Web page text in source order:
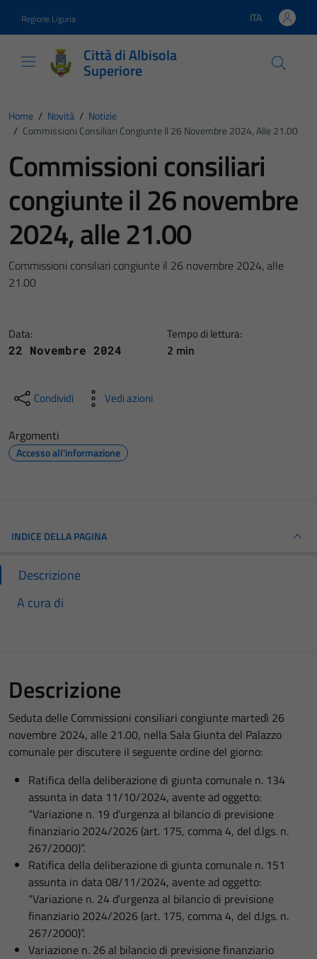
Regione Liguria Lingua attiva:
ITA
Città di Albisola
Superiore
Home / Novità / Notizie
/ Commissioni Consiliari Congiunte Il 26 Novembre 2024, Alle 21.00
Commissioni consiliari
congiunte il 26 novembre
2024, alle 21.00
Commissioni consiliari congiunte il 26 novembre 2024, alle
21.00
Data:
22 Novembre 2024
Tempo di lettura:
2 min
Condividi Vedi azioni
Argomenti
Accesso all'informazione
INDICE DELLA PAGINA
Descrizione
A cura di
Descrizione
Seduta delle Commissioni consiliari congiunte martedì 26
novembre 2024, alle 21.00, nella Sala Giunta del Palazzo
comunale per discutere il seguente ordine del giorno:
Ratifica della deliberazione di giunta comunale n. 134
assunta in data 11/10/2024, avente ad oggetto:
“Variazione n. 19 d’urgenza al bilancio di previsione
finanziario 2024/2026 (art. 175, comma 4, del d.lgs. n.
267/2000)”.
Ratifica della deliberazione di giunta comunale n. 151
assunta in data 08/11/2024, avente ad oggetto:
“Variazione n. 24 d’urgenza al bilancio di previsione
finanziario 2024/2026 (art. 175, comma 4, del d.lgs. n.
267/2000)”.
Variazione n. 26 al bilancio di previsione finanziario